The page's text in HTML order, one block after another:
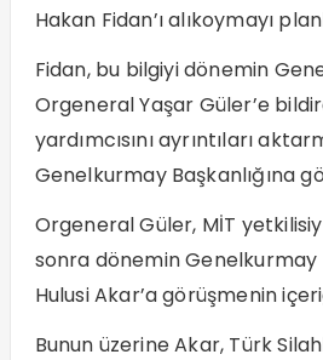
Hakan Fidan’ı alıkoymayı
Fidan, bu bilgiyi dönemin
Orgeneral Yaşar Güler’e
yardımcısını ayrıntıları
Genelkurmay Başkanlığına
Orgeneral Güler, MİT
sonra dönemin Genelkurmay
Hulusi Akar’a görüşmenin
Bunun üzerine Akar, Türk